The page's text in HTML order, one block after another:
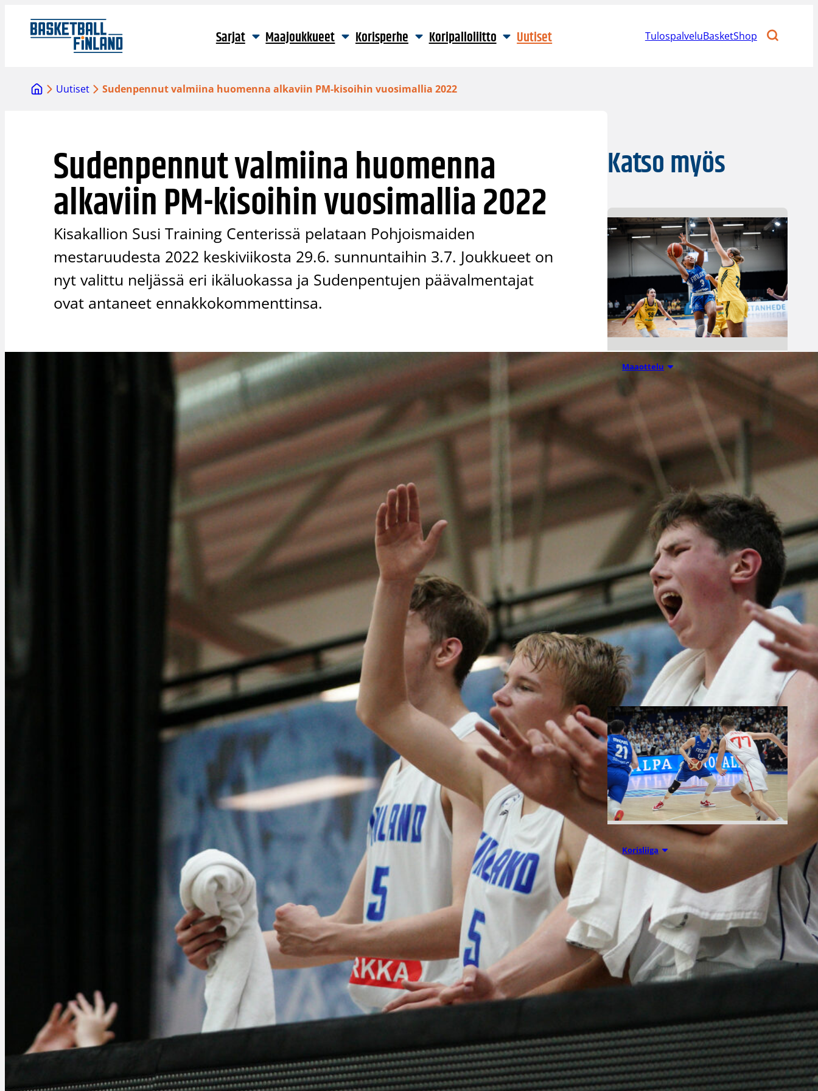
sisältöön
Sarjat Maajoukkueet Korisperhe Koripalloliitto Uutiset TulospalveluBasketShop
Uutiset Sudenpennut valmiina huomenna alkaviin PM-kisoihin vuosimallia 2022
Sudenpennut valmiina huomenna
alkaviin PM-kisoihin vuosimallia 2022
Kisakallion Susi Training Centerissä pelataan Pohjoismaiden
mestaruudesta 2022 keskiviikosta 29.6. sunnuntaihin 3.7. Joukkueet on
nyt valittu neljässä eri ikäluokassa ja Sudenpentujen päävalmentajat
ovat antaneet ennakkokommenttinsa.
Katso myös
Maaottelu 07.08.2026 21:42
Ruotsi piirun
verran
Susiladiesia
parempi
Tukholmassa
Susiladies päätti Tukholmassa
pelatun kahden ottelun
mittaisen miniturnauksen
tappioon, kun Ruotsi oli parempi
loppulukemin 73-68 (33-47).
Suomi pelaa seuraavan kerran
ensi viikonloppuna Helsingissä.
Korisliiga 07.08.2026 09:23
Daniel Dolenc
KTP-Basketin
haaviin
ammattilaisuran Suomen lisäksi
Ranskassa, Itävallassa,
Liettuassa, Romaniassa,
Bosniassa ja viimeksi Islannissa.